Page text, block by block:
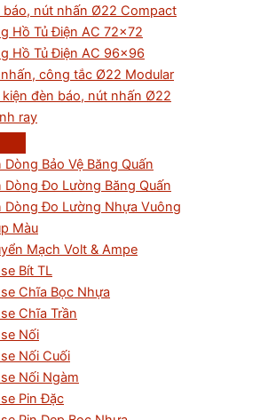
báo, nút nhấn Ø22 Compact
Hồ Tủ Điện AC 72×72
Hồ Tủ Điện AC 96×96
công tắc Ø22 Modular
kiện đèn báo, nút nhấn Ø22
ray
Dòng Bảo Vệ Băng Quấn
Dòng Đo Lường Băng Quấn
Dòng Đo Lường Nhựa Vuông
Màu
Mạch Volt & Ampe
Bít TL
Chĩa Bọc Nhựa
Chĩa Trần
Nối
Nối Cuối
Nối Ngàm
Pin Đặc